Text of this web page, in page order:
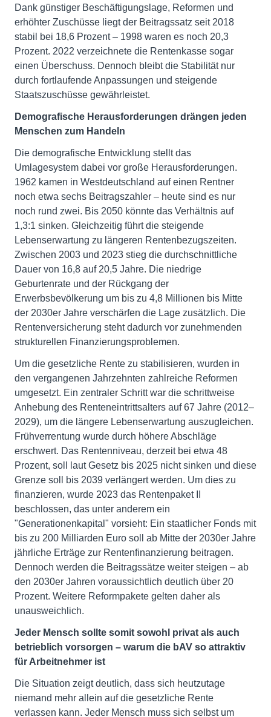
Dank günstiger Beschäftigungslage, Reformen und
erhöhter Zuschüsse liegt der Beitragssatz seit 2018
stabil bei 18,6 Prozent – 1998 waren es noch 20,3
Prozent. 2022 verzeichnete die Rentenkasse sogar
einen Überschuss. Dennoch bleibt die Stabilität nur
durch fortlaufende Anpassungen und steigende
Staatszuschüsse gewährleistet.
Demografische Herausforderungen drängen jeden
Menschen zum Handeln
Die demografische Entwicklung stellt das
Umlagesystem dabei vor große Herausforderungen.
1962 kamen in Westdeutschland auf einen Rentner
noch etwa sechs Beitragszahler – heute sind es nur
noch rund zwei. Bis 2050 könnte das Verhältnis auf
1,3:1 sinken. Gleichzeitig führt die steigende
Lebenserwartung zu längeren Rentenbezugszeiten.
Zwischen 2003 und 2023 stieg die durchschnittliche
Dauer von 16,8 auf 20,5 Jahre. Die niedrige
Geburtenrate und der Rückgang der
Erwerbsbevölkerung um bis zu 4,8 Millionen bis Mitte
der 2030er Jahre verschärfen die Lage zusätzlich. Die
Rentenversicherung steht dadurch vor zunehmenden
strukturellen Finanzierungsproblemen.
Um die gesetzliche Rente zu stabilisieren, wurden in
den vergangenen Jahrzehnten zahlreiche Reformen
umgesetzt. Ein zentraler Schritt war die schrittweise
Anhebung des Renteneintrittsalters auf 67 Jahre (2012–
2029), um die längere Lebenserwartung auszugleichen.
Frühverrentung wurde durch höhere Abschläge
erschwert. Das Rentenniveau, derzeit bei etwa 48
Prozent, soll laut Gesetz bis 2025 nicht sinken und diese
Grenze soll bis 2039 verlängert werden. Um dies zu
finanzieren, wurde 2023 das Rentenpaket II
beschlossen, das unter anderem ein
"Generationenkapital" vorsieht: Ein staatlicher Fonds mit
bis zu 200 Milliarden Euro soll ab Mitte der 2030er Jahre
jährliche Erträge zur Rentenfinanzierung beitragen.
Dennoch werden die Beitragssätze weiter steigen – ab
den 2030er Jahren voraussichtlich deutlich über 20
Prozent. Weitere Reformpakete gelten daher als
unausweichlich.
Jeder Mensch sollte somit sowohl privat als auch
betrieblich vorsorgen – warum die bAV so attraktiv
für Arbeitnehmer ist
Die Situation zeigt deutlich, dass sich heutzutage
niemand mehr allein auf die gesetzliche Rente
verlassen kann. Jeder Mensch muss sich selbst um